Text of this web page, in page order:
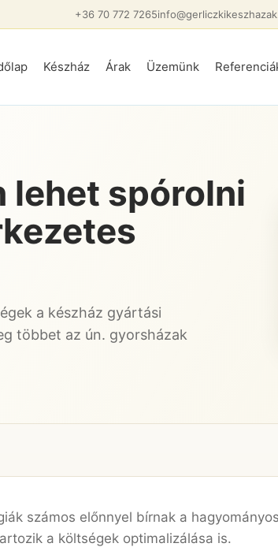
+36 70 772 7265
Készház Árak Üzemünk
lehet spórolni
a készház gyártási
többet az ún. gyorsházak
számos előnnyel bírnak a hagyományos
a költségek optimalizálása is.